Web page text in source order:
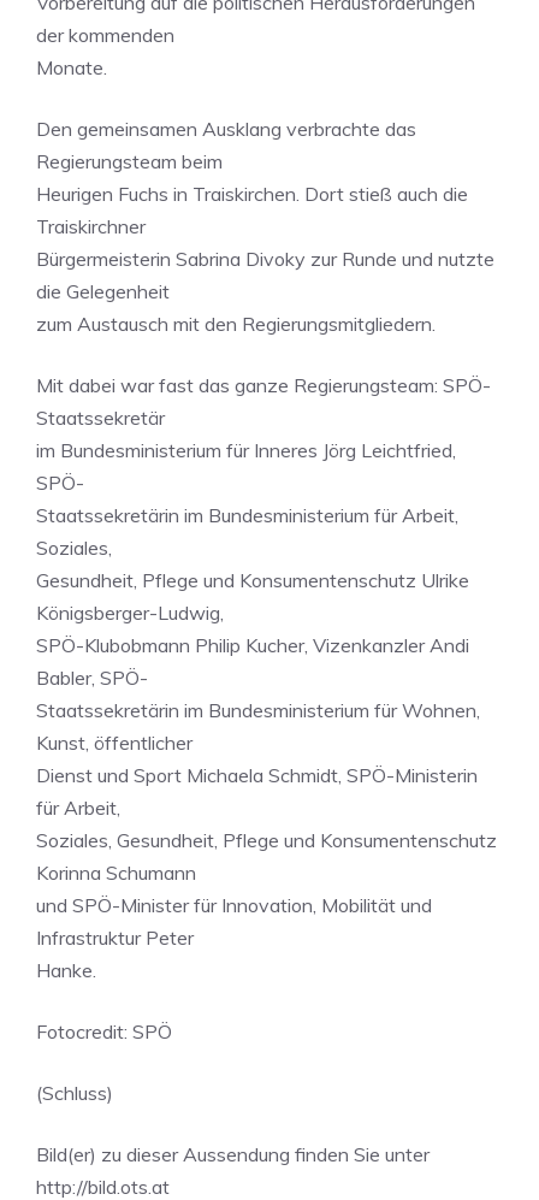
der kommenden
Monate.
Den gemeinsamen Ausklang verbrachte das
Regierungsteam beim
Heurigen Fuchs in Traiskirchen. Dort stieß auch die
Traiskirchner
Bürgermeisterin Sabrina Divoky zur Runde und nutzte
die Gelegenheit
zum Austausch mit den Regierungsmitgliedern.
Mit dabei war fast das ganze Regierungsteam: SPÖ-
Staatssekretär
im Bundesministerium für Inneres Jörg Leichtfried,
SPÖ-
Staatssekretärin im Bundesministerium für Arbeit,
Soziales,
Gesundheit, Pflege und Konsumentenschutz Ulrike
Königsberger-Ludwig,
SPÖ-Klubobmann Philip Kucher, Vizenkanzler Andi
Babler, SPÖ-
Staatssekretärin im Bundesministerium für Wohnen,
Kunst, öffentlicher
Dienst und Sport Michaela Schmidt, SPÖ-Ministerin
für Arbeit,
Soziales, Gesundheit, Pflege und Konsumentenschutz
Korinna Schumann
und SPÖ-Minister für Innovation, Mobilität und
Infrastruktur Peter
Hanke.
Fotocredit: SPÖ
(Schluss)
Bild(er) zu dieser Aussendung finden Sie unter
http://bild.ots.at